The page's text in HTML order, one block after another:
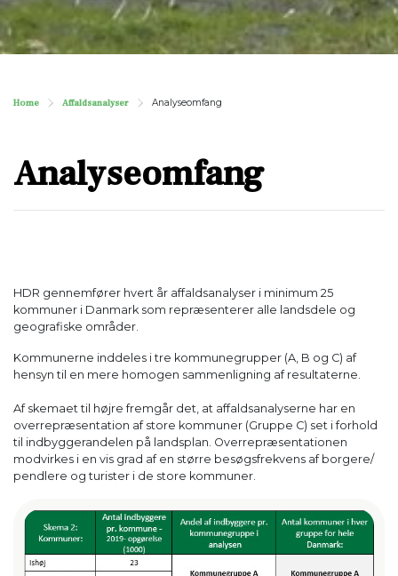
Home Affaldsanalyser Analyseomfang
Analyseomfang
HDR gennemfører hvert år affaldsanalyser i minimum 25
kommuner i Danmark som repræsenterer alle landsdele og
geografiske områder.
Kommunerne inddeles i tre kommunegrupper (A, B og C) af
hensyn til en mere homogen sammenligning af resultaterne.
Af skemaet til højre fremgår det, at affaldsanalyserne har en
overrepræsentation af store kommuner (Gruppe C) set i forhold
til indbyggerandelen på landsplan. Overrepræsentationen
modvirkes i en vis grad af en større besøgsfrekvens af borgere/
pendlere og turister i de store kommuner.